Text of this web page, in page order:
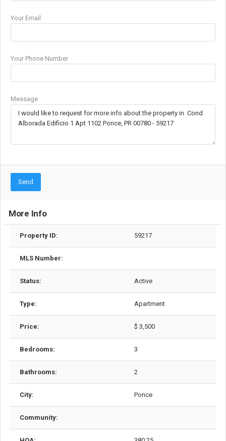
Your Email
Your Phone Number
Message
Send
More Info
Property ID: 59217
MLS Number:
Status: Active
Type: Apartment
Price: $ 3,500
Bedrooms: 3
Bathrooms: 2
City: Ponce
Community: